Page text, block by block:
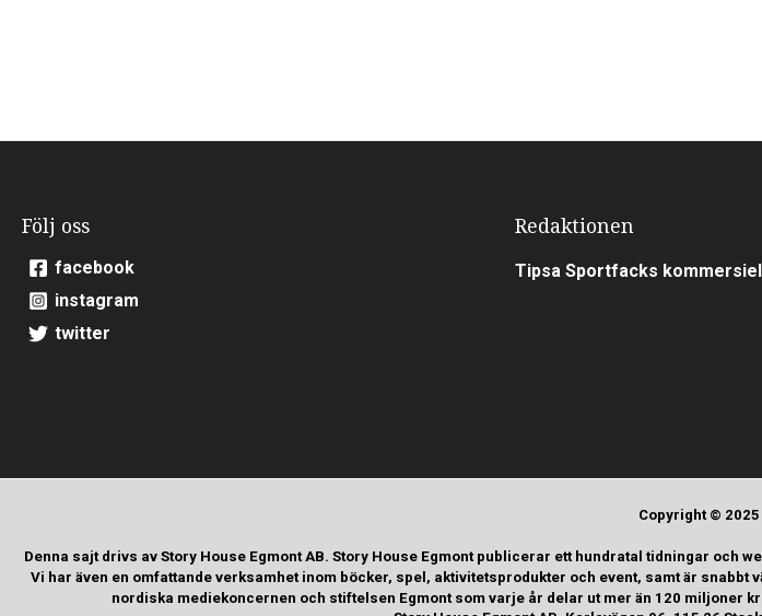
Följ oss
facebook
instagram
twitter
Redaktionen
Tipsa Sportfacks
Copyright ©
Denna sajt drivs av Story House Egmont AB. Story House Egmont publicerar ett hundratal tidningar och
Vi har även en omfattande verksamhet inom böcker, spel, aktivitetsprodukter och event, samt är
nordiska mediekoncernen och stiftelsen Egmont som varje år delar ut mer än 120 miljoner